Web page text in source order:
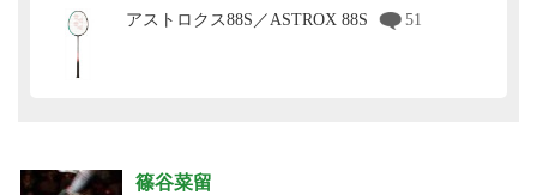
アストロクス88S／ASTROX 88S 51
篠谷菜留